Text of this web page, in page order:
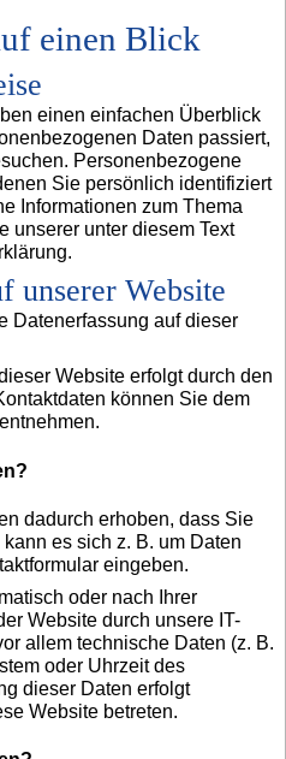
einen Blick
einen einfachen Überblick
Daten passiert,
Personenbezogene
Sie persönlich identifiziert
Informationen zum Thema
unserer unter diesem Text
unserer Website
Datenerfassung auf dieser
Website erfolgt durch den
können Sie dem
dadurch erhoben, dass Sie
es sich z. B. um Daten
eingeben.
oder nach Ihrer
Website durch unsere IT-
allem technische Daten (z. B.
oder Uhrzeit des
dieser Daten erfolgt
Website betreten.